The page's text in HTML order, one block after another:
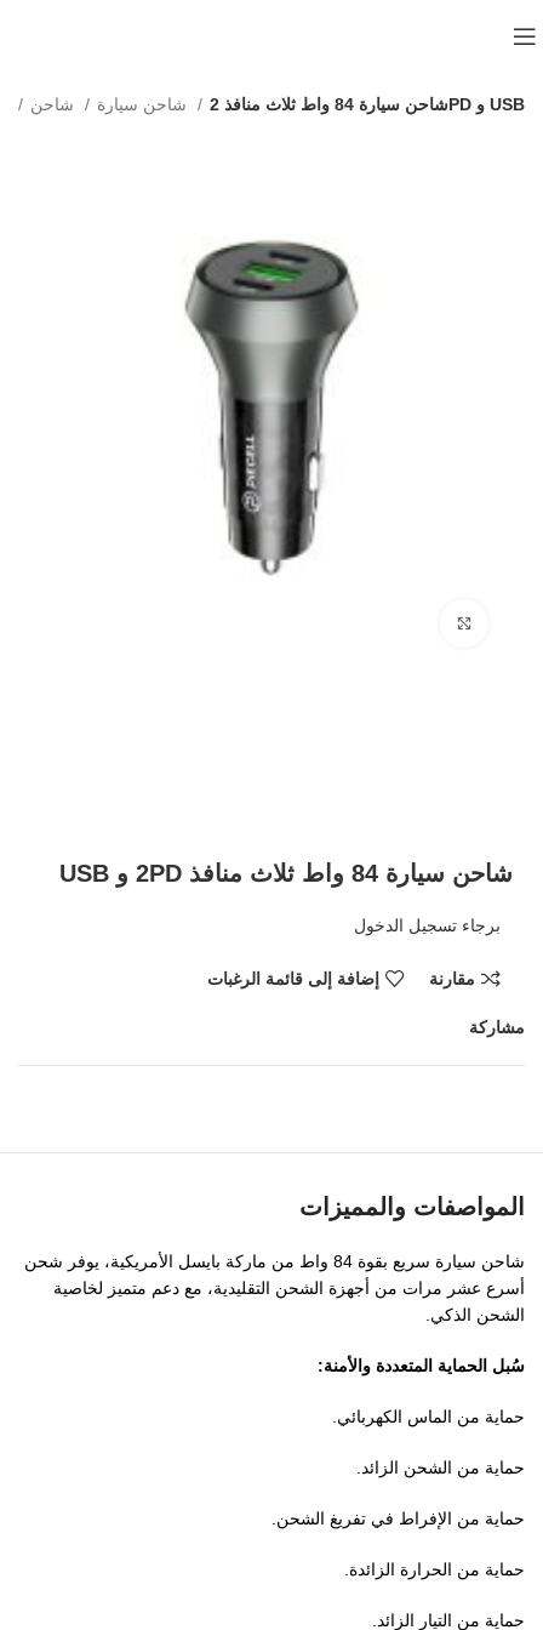
شاحن سيارة 84 واط ثلاث منافذ 2PD و USB
شاحن سيارة 84 واط ثلاث منافذ 2PD و USB
برجاء تسجيل الدخول
مقارنة إضافة إلى قائمة الرغبات
مشاركة
المواصفات والمميزات
شاحن سيارة سريع بقوة 84 واط من ماركة بايسل الأمريكية، يوفر شحن
أسرع عشر مرات من أجهزة الشحن التقليدية، مع دعم متميز لخاصية
الشحن الذكي.
سُبل الحماية المتعددة والأمنة:
حماية من الماس الكهربائي.
حماية من الشحن الزائد.
حماية من الإفراط في تفريغ الشحن.
حماية من الحرارة الزائدة.
حماية من التيار الزائد.